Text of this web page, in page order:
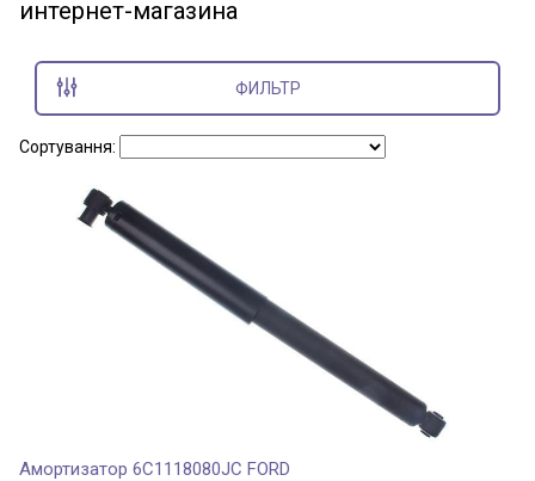
Hummer
Показать все марки
интернет-магазина
ФИЛЬТР
Сортування:
Амортизатор 6C1118080JC FORD